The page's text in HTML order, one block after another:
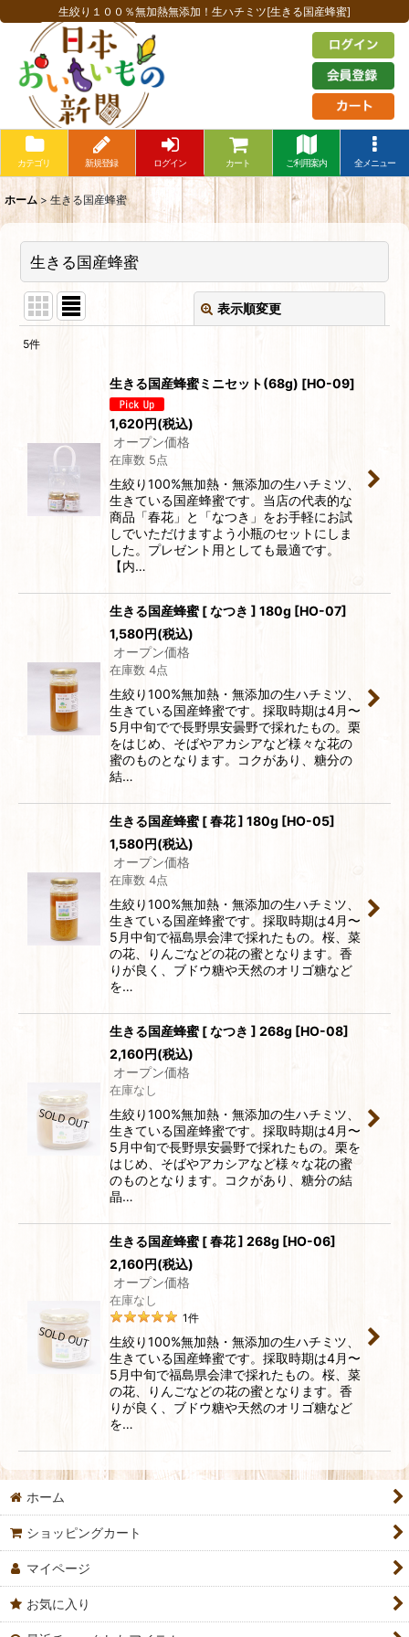
生絞り１００％無加熱無添加！生ハチミツ[生きる国産蜂蜜]
カテゴリ 新規登録 ログイン カート ご利用案内 全メニュー
ホーム > 生きる国産蜂蜜
生きる国産蜂蜜
表示順変更
5件
生きる国産蜂蜜ミニセット(68g) [HO-09]
1,620円(税込)
オープン価格
在庫数 5点
生絞り100%無加熱・無添加の生ハチミツ、
生きている国産蜂蜜です。当店の代表的な
商品「春花」と「なつき」をお手軽にお試
しでいただけますよう小瓶のセットにしま
した。プレゼント用としても最適です。
【内…
生きる国産蜂蜜 [ なつき ] 180g [HO-07]
1,580円(税込)
オープン価格
在庫数 4点
生絞り100%無加熱・無添加の生ハチミツ、
生きている国産蜂蜜です。採取時期は4月〜
5月中旬でで長野県安曇野で採れたもの。栗
をはじめ、そばやアカシアなど様々な花の
蜜のものとなります。コクがあり、糖分の
結…
生きる国産蜂蜜 [ 春花 ] 180g [HO-05]
1,580円(税込)
オープン価格
在庫数 4点
生絞り100%無加熱・無添加の生ハチミツ、
生きている国産蜂蜜です。採取時期は4月〜
5月中旬で福島県会津で採れたもの。桜、菜
の花、りんごなどの花の蜜となります。香
りが良く、ブドウ糖や天然のオリゴ糖など
を…
生きる国産蜂蜜 [ なつき ] 268g [HO-08]
2,160円(税込)
オープン価格
在庫なし
生絞り100%無加熱・無添加の生ハチミツ、
生きている国産蜂蜜です。採取時期は4月〜
5月中旬で長野県安曇野で採れたもの。栗を
はじめ、そばやアカシアなど様々な花の蜜
のものとなります。コクがあり、糖分の結
晶…
生きる国産蜂蜜 [ 春花 ] 268g [HO-06]
2,160円(税込)
オープン価格
在庫なし
1件
生絞り100%無加熱・無添加の生ハチミツ、
生きている国産蜂蜜です。採取時期は4月〜
5月中旬で福島県会津で採れたもの。桜、菜
の花、りんごなどの花の蜜となります。香
りが良く、ブドウ糖や天然のオリゴ糖など
を…
ホーム
ショッピングカート
マイページ
お気に入り